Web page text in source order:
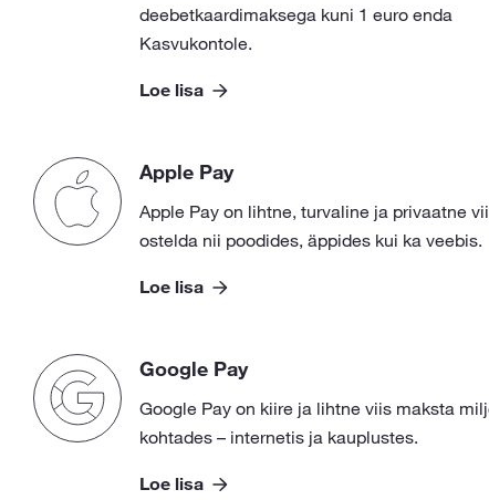
deebetkaardimaksega kuni 1 euro enda
Kasvukontole.
Loe lisa
Apple Pay
Apple Pay on lihtne, turvaline ja privaatne
ostelda nii poodides, äppides kui ka veebis.
Loe lisa
Google Pay
Google Pay on kiire ja lihtne viis maksta
kohtades – internetis ja kauplustes.
Loe lisa